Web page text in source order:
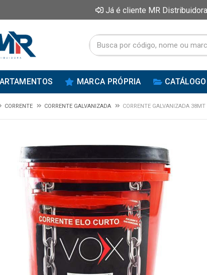
Já é cliente MR
MARCA PRÓPRIA CATÁLOGO
CORRENTE CORRENTE GALVANIZADA CORRENTE GALVANIZADA